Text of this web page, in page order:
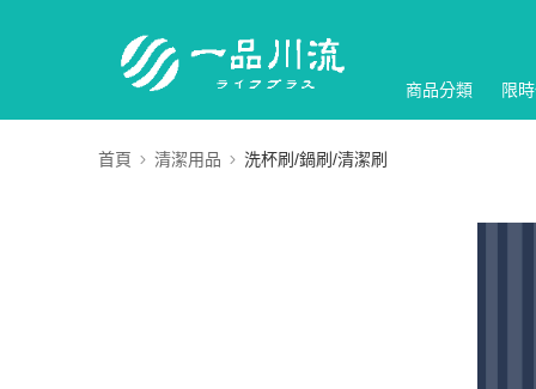
商品分類 限
首頁 清潔用品 洗杯刷/鍋刷/清潔刷